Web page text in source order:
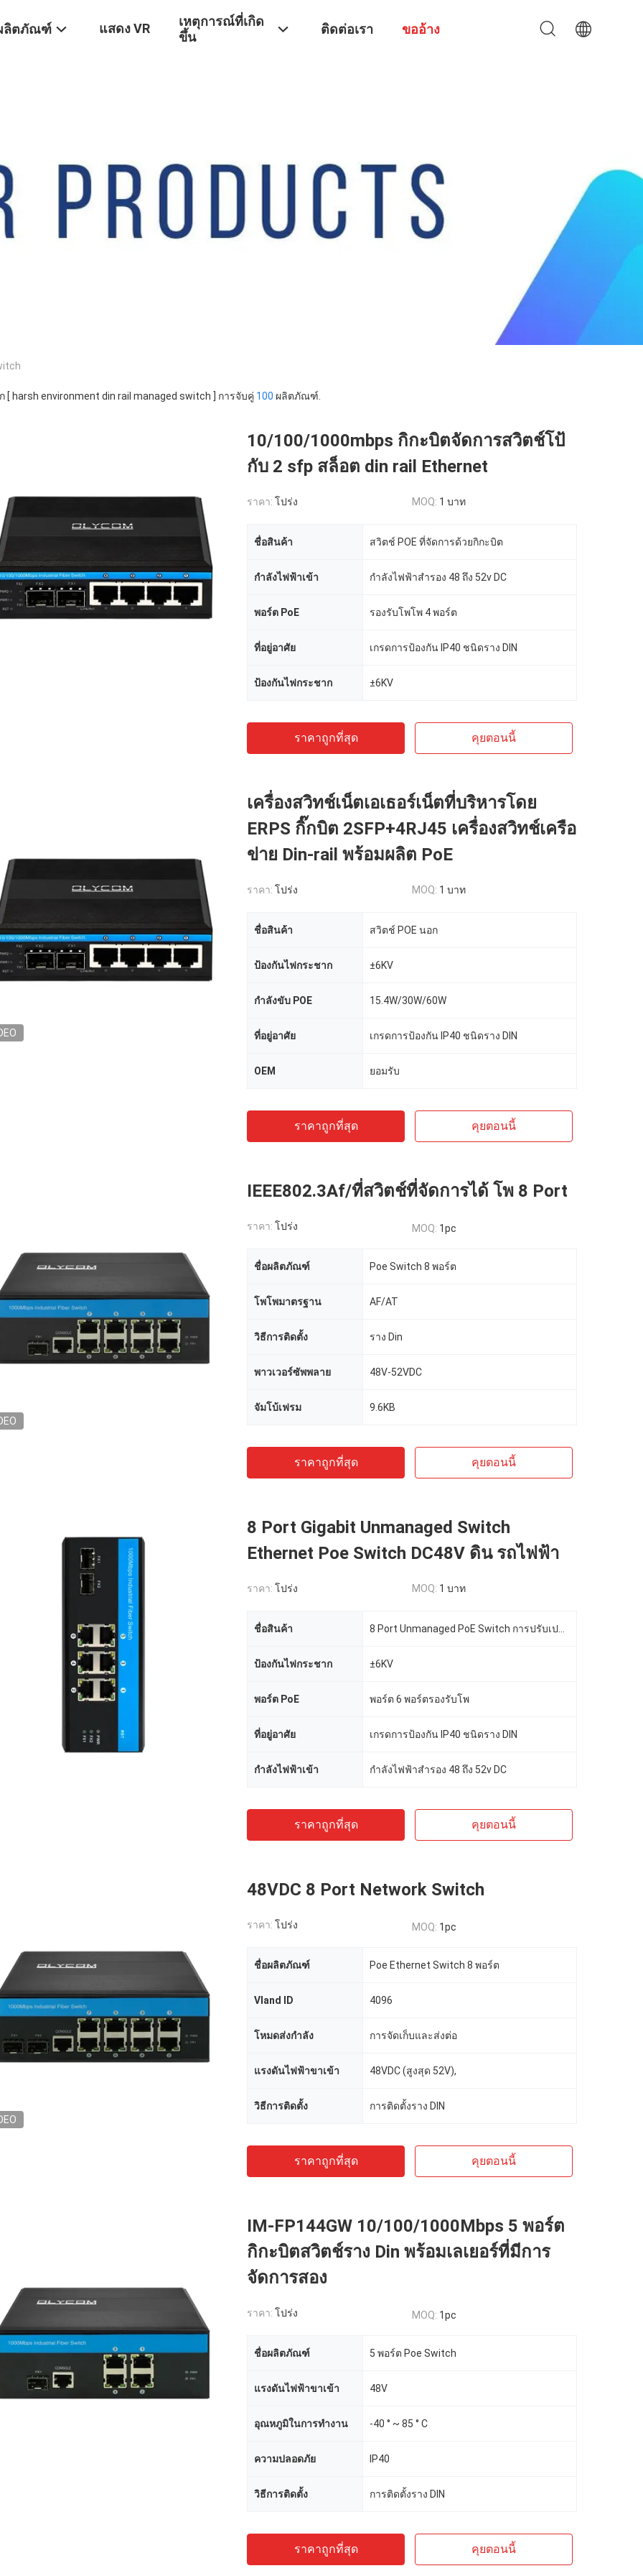
ลิตภัณฑ์ แสดง VR
เหตุการณ์ที่เกิด
ขึ้น
ติดต่อเรา ขออ้าง
[ harsh environment din rail managed switch ] การจับคู่ 100 ผลิตภัณฑ์.
10/100/1000mbps กิกะบิตจัดการสวิตช์โป้
กับ 2 sfp สล็อต din rail Ethernet
ราคา: โปร่ง MOQ: 1 บาท
ชื่อสินค้า สวิตช์ POE ที่จัดการด้วยกิกะบิต
กำลังไฟฟ้าเข้า กำลังไฟฟ้าสำรอง 48 ถึง 52v DC
พอร์ต PoE รองรับโพโพ 4 พอร์ต
ที่อยู่อาศัย เกรดการป้องกัน IP40 ชนิดราง DIN
ป้องกันไฟกระชาก ±6KV
ราคาถูกที่สุด คุยตอนนี้
เครื่องสวิทช์เน็ตเอเธอร์เน็ตที่บริหารโดย
ERPS กิ๊กบิต 2SFP+4RJ45 เครื่องสวิทช์เครือ
ข่าย Din-rail พร้อมผลิต PoE
ราคา: โปร่ง MOQ: 1 บาท
ชื่อสินค้า สวิตช์ POE นอก
ป้องกันไฟกระชาก ±6KV
กำลังขับ POE 15.4W/30W/60W
ที่อยู่อาศัย เกรดการป้องกัน IP40 ชนิดราง DIN
OEM ยอมรับ
ราคาถูกที่สุด คุยตอนนี้
IEEE802.3Af/ที่สวิตช์ที่จัดการได้ โพ 8 Port
ราคา: โปร่ง MOQ: 1pc
ชื่อผลิตภัณฑ์ Poe Switch 8 พอร์ต
โพโพมาตรฐาน AF/AT
วิธีการติดตั้ง ราง Din
พาวเวอร์ซัพพลาย 48V-52VDC
จัมโบ้เฟรม 9.6KB
ราคาถูกที่สุด คุยตอนนี้
8 Port Gigabit Unmanaged Switch
Ethernet Poe Switch DC48V ดิน รถไฟฟ้า
ราคา: โปร่ง MOQ: 1 บาท
ชื่อสินค้า
ป้องกันไฟกระชาก ±6KV
พอร์ต PoE พอร์ต 6 พอร์ตรองรับโพ
ที่อยู่อาศัย เกรดการป้องกัน IP40 ชนิดราง DIN
กำลังไฟฟ้าเข้า กำลังไฟฟ้าสำรอง 48 ถึง 52v DC
ราคาถูกที่สุด คุยตอนนี้
48VDC 8 Port Network Switch
ราคา: โปร่ง MOQ: 1pc
ชื่อผลิตภัณฑ์ Poe Ethernet Switch 8 พอร์ต
Vland ID 4096
โหมดส่งกำลัง การจัดเก็บและส่งต่อ
แรงดันไฟฟ้าขาเข้า 48VDC (สูงสุด 52V),
วิธีการติดตั้ง การติดตั้งราง DIN
ราคาถูกที่สุด คุยตอนนี้
IM-FP144GW 10/100/1000Mbps 5 พอร์ต
กิกะบิตสวิตช์ราง Din พร้อมเลเยอร์ที่มีการ
จัดการสอง
ราคา: โปร่ง MOQ: 1pc
ชื่อผลิตภัณฑ์ 5 พอร์ต Poe Switch
แรงดันไฟฟ้าขาเข้า 48V
อุณหภูมิในการทำงาน -40 ° ~ 85 ° C
ความปลอดภัย IP40
วิธีการติดตั้ง การติดตั้งราง DIN
ราคาถูกที่สุด คุยตอนนี้